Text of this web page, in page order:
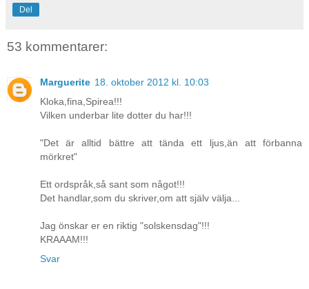
Del
53 kommentarer:
Marguerite 18. oktober 2012 kl. 10:03
Kloka,fina,Spirea!!!
Vilken underbar lite dotter du har!!!
"Det är alltid bättre att tända ett ljus,än att förbanna
mörkret"
Ett ordspråk,så sant som något!!!
Det handlar,som du skriver,om att själv välja...
Jag önskar er en riktig "solskensdag"!!!
KRAAAM!!!
Svar